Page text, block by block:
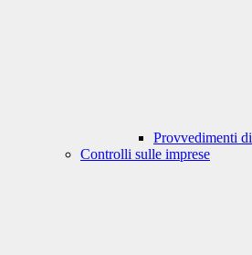
Provvedimenti
Controlli sulle imprese